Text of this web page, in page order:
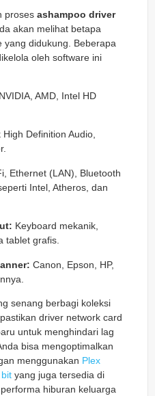
proses ashampoo driver
akan melihat betapa
yang didukung. Beberapa
oleh software ini
NVIDIA, AMD, Intel HD
High Definition Audio,
Ethernet (LAN), Bluetooth
Intel, Atheros, dan
Keyboard mekanik,
tablet grafis.
Canon, Epson, HP,
senang berbagi koleksi
driver network card
untuk menghindari lag
bisa mengoptimalkan
menggunakan Plex
yang juga tersedia di
hiburan keluarga